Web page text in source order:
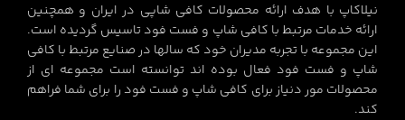
نیلاکاپ با هدف ارائه محصولات کافی شاپی در ایران و همچنین
ارائه خدمات مرتبط با کافی شاپ و فست فود تاسیس گردیده است.
این مجموعه با تجربه مدیران خود که سالها در صنایع مرتبط با کافی
شاپ و فست فود فعال بوده اند توانسته است مجموعه ای از
محصولات مور دنیاز برای کافی شاپ و فست فود را برای شما فراهم
کند.